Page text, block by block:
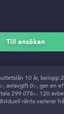
Till ansökan
10 år, belopp
, aviavgift 0:-, ger en
299 078:-. 120
ränta varierar